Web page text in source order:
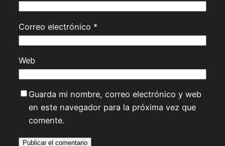
Correo electrónico *
Web
Guarda mi nombre, correo electrónico y web
en este navegador para la próxima vez que
comente.